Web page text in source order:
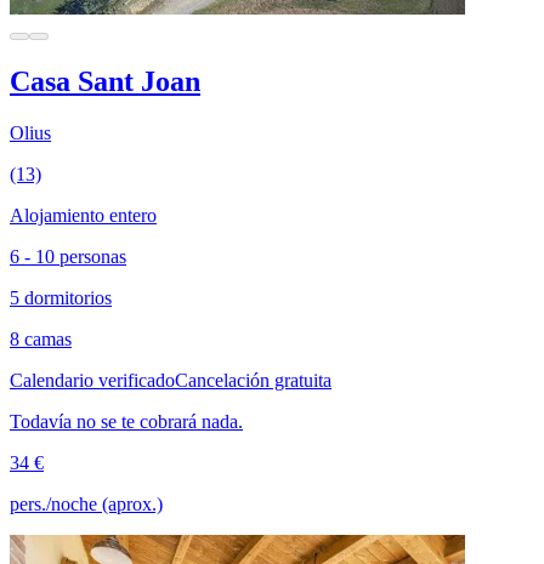
Casa Sant Joan
Olius
(13)
Alojamiento entero
6 - 10 personas
5 dormitorios
8 camas
Calendario verificadoCancelación gratuita
Todavía no se te cobrará nada.
34 €
pers./noche (aprox.)